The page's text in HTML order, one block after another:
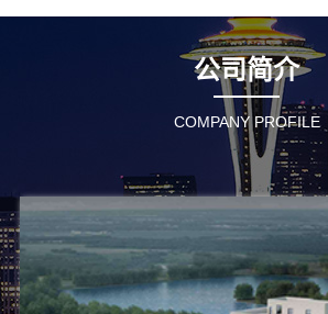
公司简介
COMPANY PROFILE